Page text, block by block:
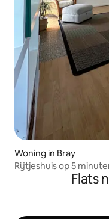
Woning in Bray
Rijtjeshuis op 5
Flats